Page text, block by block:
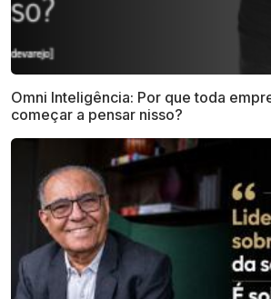
Omni Inteligência: Por que toda
começar a pensar nisso?